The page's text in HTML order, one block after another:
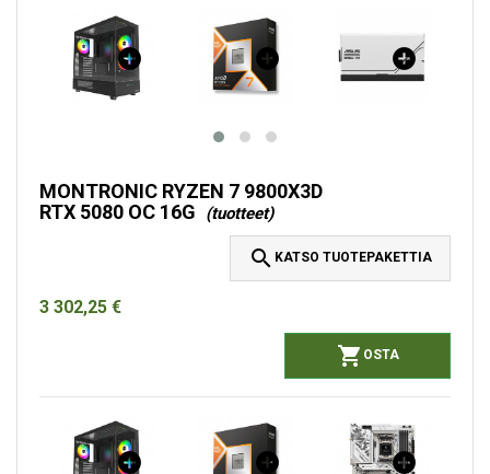
MONTRONIC RYZEN 7 9800X3D
RTX 5080 OC 16G
(tuotteet)
 KATSO TUOTEPAKETTIA
3 302,25 €
 OSTA